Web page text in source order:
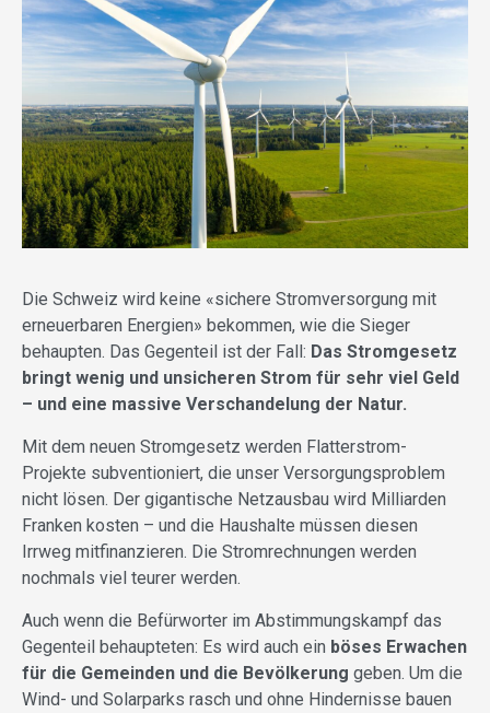
Die Schweiz wird keine «sichere Stromversorgung mit
erneuerbaren Energien» bekommen, wie die Sieger
behaupten. Das Gegenteil ist der Fall: Das Stromgesetz
bringt wenig und unsicheren Strom für sehr viel Geld
– und eine massive Verschandelung der Natur.
Mit dem neuen Stromgesetz werden Flatterstrom-
Projekte subventioniert, die unser Versorgungsproblem
nicht lösen. Der gigantische Netzausbau wird Milliarden
Franken kosten – und die Haushalte müssen diesen
Irrweg mitfinanzieren. Die Stromrechnungen werden
nochmals viel teurer werden.
Auch wenn die Befürworter im Abstimmungskampf das
Gegenteil behaupteten: Es wird auch ein böses Erwachen
für die Gemeinden und die Bevölkerung geben. Um die
Wind- und Solarparks rasch und ohne Hindernisse bauen